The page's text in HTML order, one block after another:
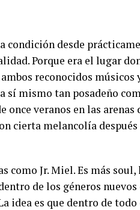
condición desde
Porque era el lugar
reconocidos músicos
sí mismo tan posadeño
veranos en las arenas
cierta melancolía
como Jr. Miel. Es más soul,
de los géneros nuevos
idea es que dentro de todo